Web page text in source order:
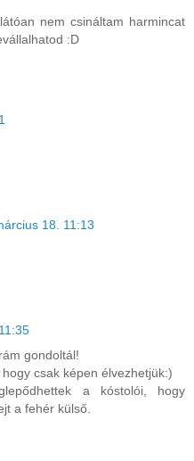
nem csináltam harmincat
:D
18. 11:13
gondoltál!
csak képen élvezhetjük:)
a kóstolói, hogy
a fehér külső.